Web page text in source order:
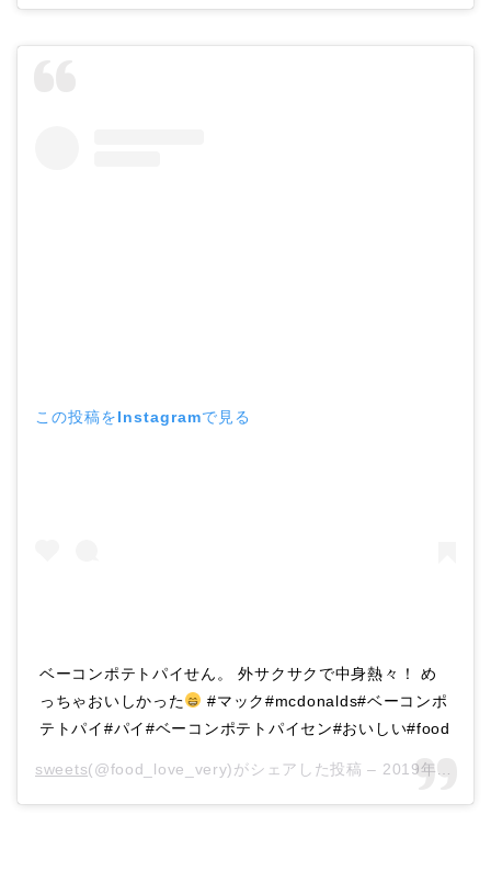
この投稿をInstagramで見る
ベーコンポテトパイせん。 外サクサクで中身熱々！ め
っちゃおいしかった
#マック#mcdonalds#ベーコンポ
テトパイ#パイ#ベーコンポテトパイセン#おいしい#food
sweets(@food_love_very)がシェアした投稿 – 2019年 5月月2日午前3時07分PDT